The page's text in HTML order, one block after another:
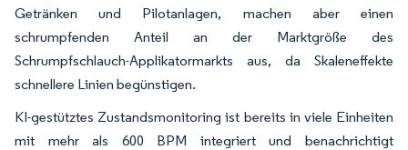
Getränken und Pilotanlagen, machen aber einen
schrumpfenden Anteil an der Marktgröße des
Schrumpfschlauch-Applikatormarkts aus, da Skaleneffekte
schnellere Linien begünstigen.
KI-gestütztes Zustandsmonitoring ist bereits in viele Einheiten
mit mehr als 600 BPM integriert und benachrichtigt